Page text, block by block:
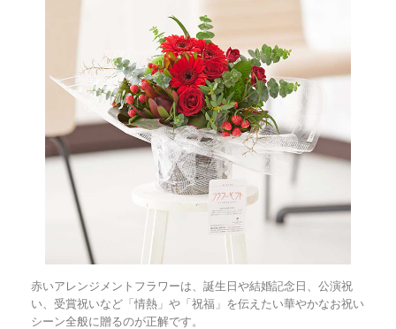
赤いアレンジメントフラワーは、誕生日や結婚記念日、公演祝
い、受賞祝いなど「情熱」や「祝福」を伝えたい華やかなお祝い
シーン全般に贈るのが正解です。